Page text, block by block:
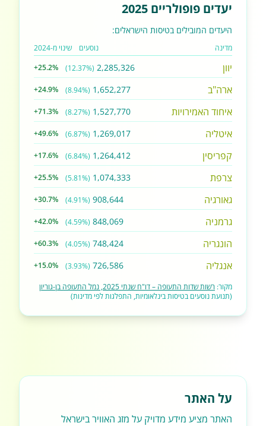
יעדים פופולריים 2025
היעדים המובילים בטיסות הישראלים:
מדינה נוסעים שינוי מ-2024
יוון 2,285,326
(12.37%)
+25.2%
ארה"ב 1,652,277
(8.94%)
+24.9%
איחוד האמירויות 1,527,770
(8.27%)
+71.3%
איטליה 1,269,017
(6.87%)
+49.6%
קפריסין 1,264,412
(6.84%)
+17.6%
צרפת 1,074,333
(5.81%)
+25.5%
גאורגיה 908,644
(4.91%)
+30.7%
גרמניה 848,069
(4.59%)
+42.0%
הונגריה 748,424
(4.05%)
+60.3%
אנגליה 726,586
(3.93%)
+15.0%
מקור: רשות שדות התעופה – דו"ח שנתי 2025, נמל התעופה בן-גוריון
(תנועת נוסעים בטיסות בינלאומיות, התפלגות לפי מדינות)
על האתר
האתר מציע מידע מדויק על מזג האוויר בישראל